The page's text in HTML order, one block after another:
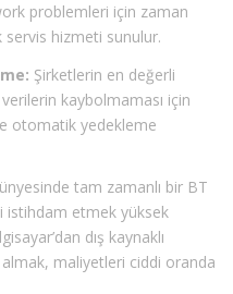
problemleri için zaman
hizmeti sunulur.
Şirketlerin en değerli
kaybolmaması için
otomatik yedekleme
tam zamanlı bir BT
istihdam etmek yüksek
dış kaynaklı
maliyetleri ciddi oranda